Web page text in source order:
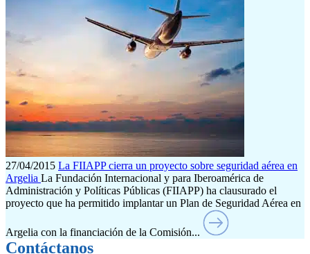
27/04/2015 La FIIAPP cierra un proyecto sobre seguridad aérea en
Argelia La Fundación Internacional y para Iberoamérica de
Administración y Políticas Públicas (FIIAPP) ha clausurado el
proyecto que ha permitido implantar un Plan de Seguridad Aérea en
Argelia con la financiación de la Comisión...
Contáctanos